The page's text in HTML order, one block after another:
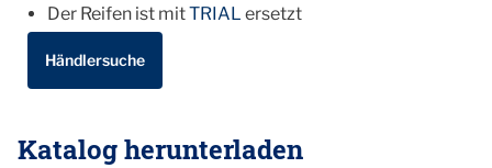
Der Reifen ist mitTRIAL ersetzt
Händlersuche
Katalog herunterladen